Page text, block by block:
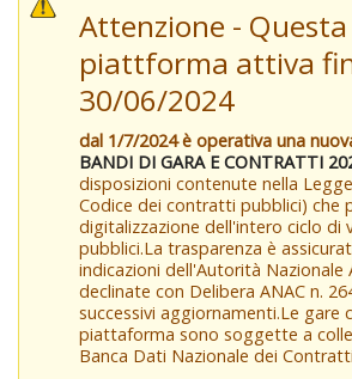
Attenzione - Questa
piattforma attiva
30/06/2024
dal 1/7/2024 è operativa una
BANDI DI GARA E CONTRATTI
disposizioni contenute nella
Codice dei contratti pubblici) che
digitalizzazione dell'intero ciclo di
pubblici.La trasparenza è
indicazioni dell'Autorità Nazionale
declinate con Delibera ANAC n.
successivi aggiornamenti.Le gare
piattaforma sono soggette a
Banca Dati Nazionale dei